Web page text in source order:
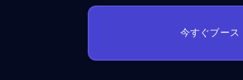
今すぐブース